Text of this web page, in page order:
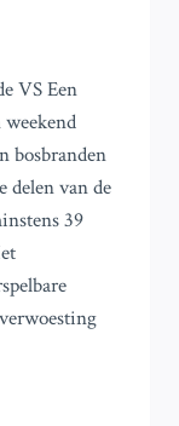
VS Een
bosbranden
delen van de
39